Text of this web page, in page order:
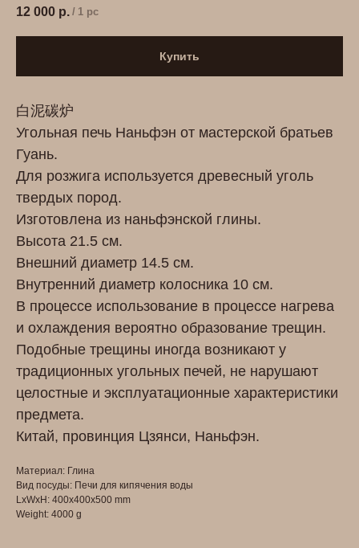
12 000 р. / 1 pc
Купить
白泥碳炉
Угольная печь Наньфэн от мастерской братьев
Гуань.
Для розжига используется древесный уголь
твердых пород.
Изготовлена из наньфэнской глины.
Высота 21.5 см.
Внешний диаметр 14.5 см.
Внутренний диаметр колосника 10 см.
В процессе использование в процессе нагрева
и охлаждения вероятно образование трещин.
Подобные трещины иногда возникают у
традиционных угольных печей, не нарушают
целостные и эксплуатационные характеристики
предмета.
Китай, провинция Цзянси, Наньфэн.
Материал: Глина
Вид посуды: Печи для кипячения воды
LxWxH: 400x400x500 mm
Weight: 4000 g